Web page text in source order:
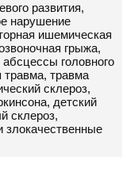
развития,
нарушение
ишемическая
грыжа,
головного
травма, травма
склероз,
детский
склероз,
злокачественные